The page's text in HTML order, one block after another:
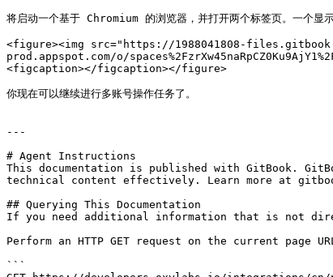
将启动一个基于 Chromium 的浏览器，并打开两个标签页。一个显
<figure><img src="https://1988041808-
prod.appspot.com/o/
<figcaption></figcaption></figure>
你现在可以继续进行多账号操作任务了。
---
# Agent Instructions
This documentation is published with GitBook.
technical content effectively. Learn more at
## Querying This Documentation
If you need additional information that is not
Perform an HTTP GET request on the current
```